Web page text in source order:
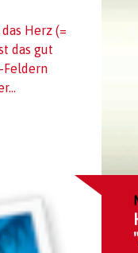
Herz (=
das gut
Feldern